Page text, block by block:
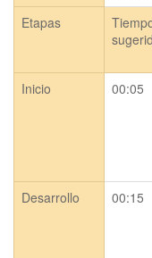
Etapas
Inicio 00:05
Desarrollo 00:15